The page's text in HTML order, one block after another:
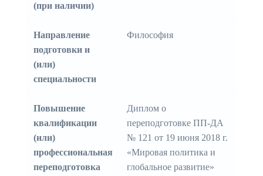
(при наличии)
Направление
подготовки и
(или)
специальности
Философия
Повышение
квалификации
(или)
профессиональная
переподготовка
Диплом о
переподготовке ПП-ДА
№ 121 от 19 июня 2018 г.
«Мировая политика и
глобальное развитие»